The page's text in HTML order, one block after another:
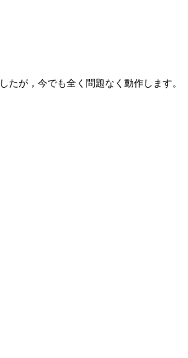
たが，今でも全く問題なく動作します。